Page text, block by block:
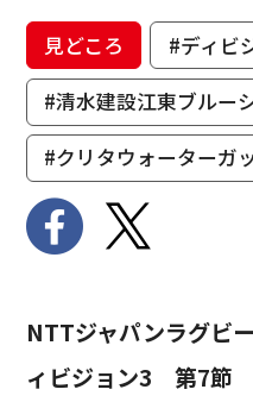
見どころ
#ディビ
#清水建設江東ブルー
#クリタウォーターガ
NTTジャパンラグビ
ィビジョン3 第7節